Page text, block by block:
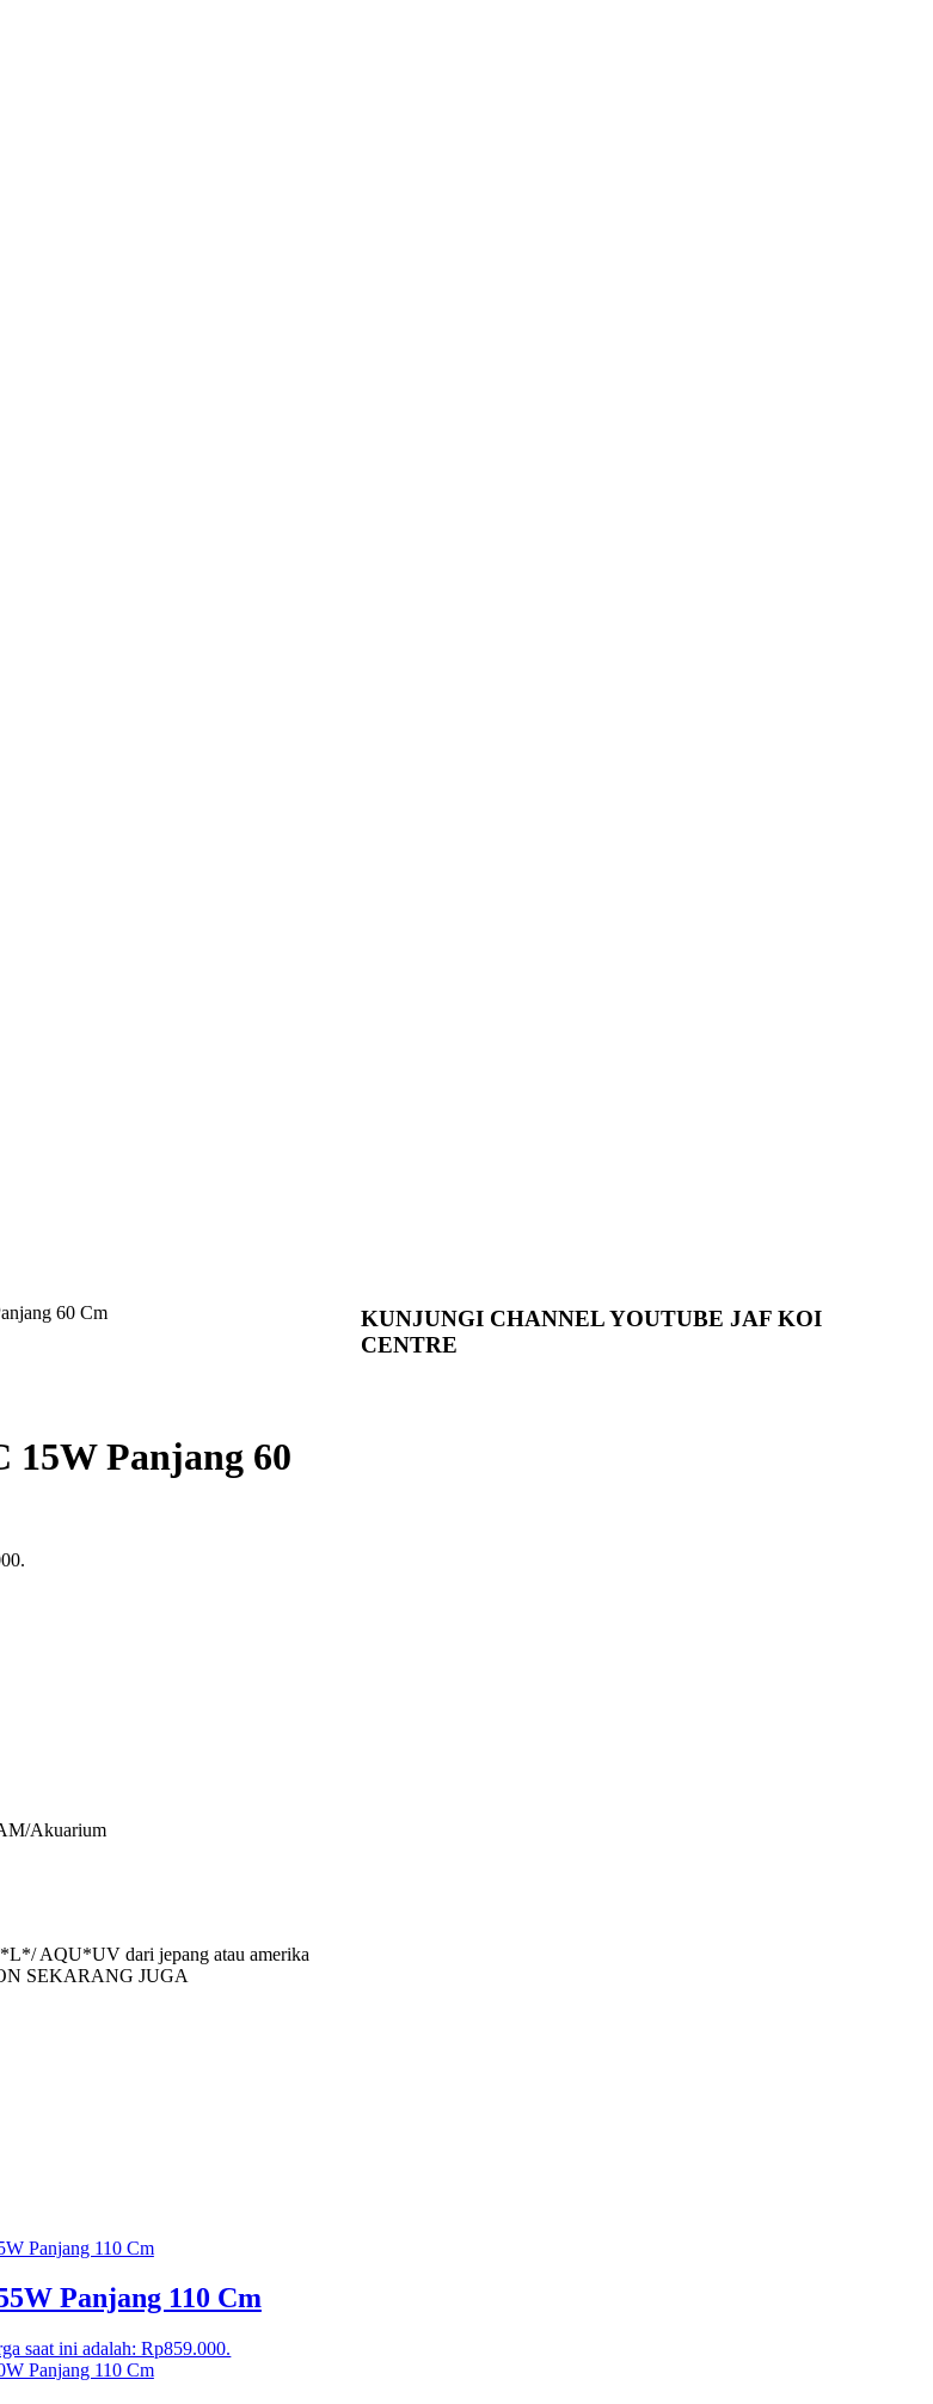
60 Cm
Panjang 60
Akuarium
AQU*UV dari jepang atau amerika
SEKARANG JUGA
Panjang 110 Cm
saat ini adalah: Rp859.000.
KUNJUNGI CHANNEL YOUTUBE JAF KOI
CENTRE